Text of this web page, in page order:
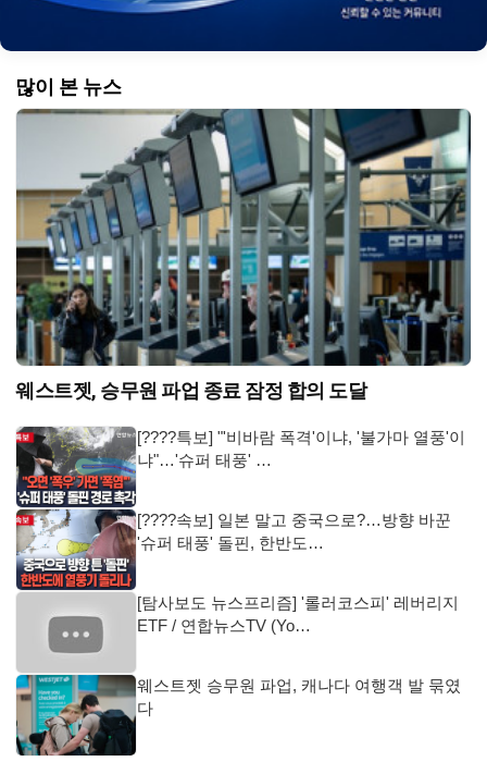
많이 본 뉴스
웨스트젯, 승무원 파업 종료 잠정 합의 도달
[????특보] "'비바람 폭격'이냐, '불가마 열풍'이
냐"…'슈퍼 태풍' …
[????속보] 일본 말고 중국으로?…방향 바꾼
'슈퍼 태풍' 돌핀, 한반도…
[탐사보도 뉴스프리즘] '롤러코스피' 레버리지
ETF / 연합뉴스TV (Yo…
웨스트젯 승무원 파업, 캐나다 여행객 발 묶였
다